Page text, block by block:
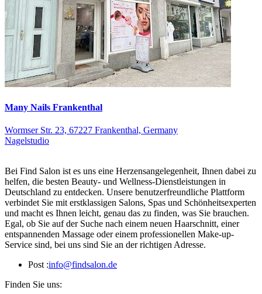
Many Nails Frankenthal
Wormser Str. 23, 67227 Frankenthal, Germany
Nagelstudio
Bei Find Salon ist es uns eine Herzensangelegenheit, Ihnen dabei zu
helfen, die besten Beauty- und Wellness-Dienstleistungen in
Deutschland zu entdecken. Unsere benutzerfreundliche Plattform
verbindet Sie mit erstklassigen Salons, Spas und Schönheitsexperten
und macht es Ihnen leicht, genau das zu finden, was Sie brauchen.
Egal, ob Sie auf der Suche nach einem neuen Haarschnitt, einer
entspannenden Massage oder einem professionellen Make-up-
Service sind, bei uns sind Sie an der richtigen Adresse.
Post :info@findsalon.de
Finden Sie uns: